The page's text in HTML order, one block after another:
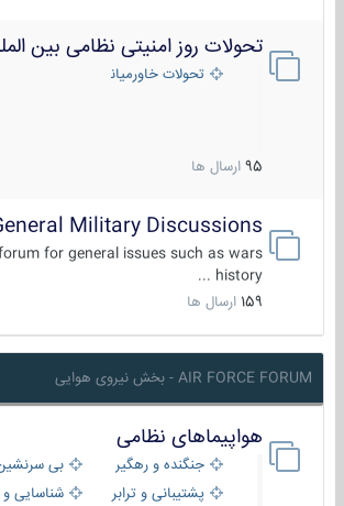
تحولات روز امنیتی نظامی بین الملل
تحولات خاورمیانه
95 ارسال ها
General Military Discussions
forum for general issues such as wars
history ...
159 ارسال ها
AIR FORCE FORUM - بخش نیروی هوایی
هواپیماهای نظامی
جنگنده و رهگیر
بی سرنشین
پشتیبانی و ترابری
شناسایی و